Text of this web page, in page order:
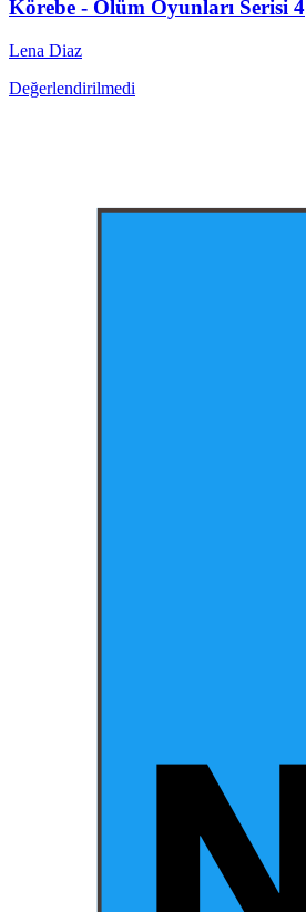
Körebe - Ölüm Oyunları Serisi 4
Lena Diaz
Değerlendirilmedi